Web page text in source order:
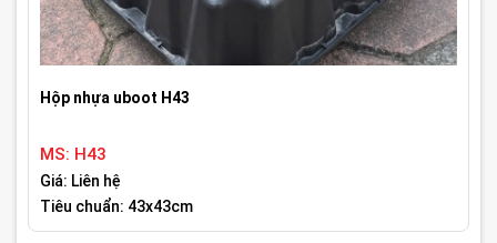
Hộp nhựa uboot H43
MS: H43
Giá: Liên hệ
Tiêu chuẩn: 43x43cm